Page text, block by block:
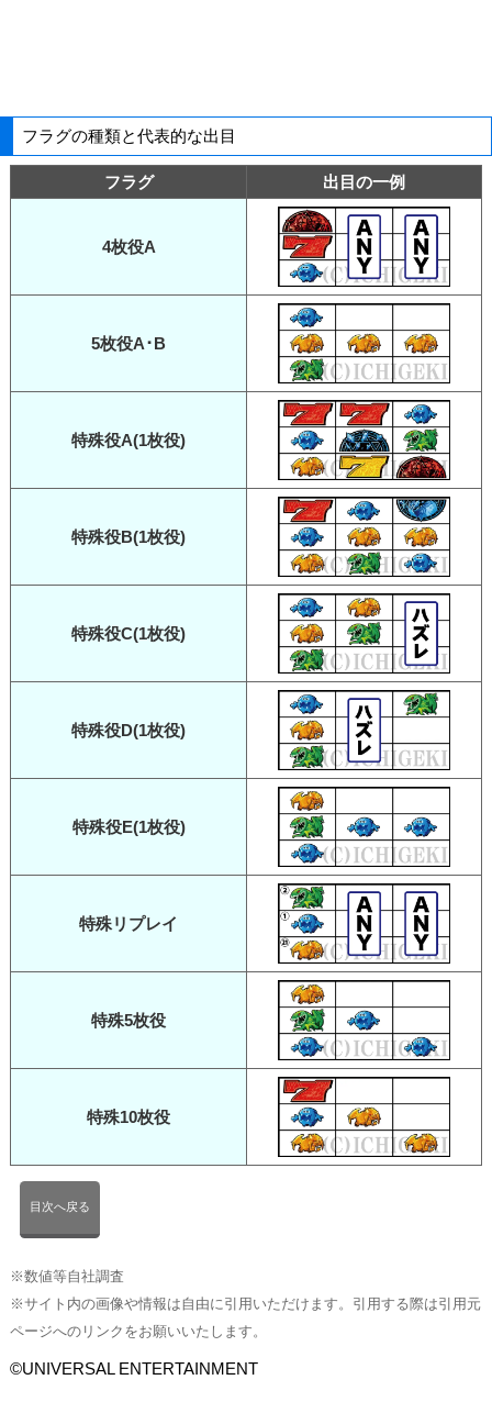
フラグの種類と代表的な出目
フラグ 出目の一例
4枚役A
5枚役A･B
特殊役A(1枚役)
特殊役B(1枚役)
特殊役C(1枚役)
特殊役D(1枚役)
特殊役E(1枚役)
特殊リプレイ
特殊5枚役
特殊10枚役
目次へ戻る
※数値等自社調査
※サイト内の画像や情報は自由に引用いただけます。引用する際は引用元
ページへのリンクをお願いいたします。
©UNIVERSAL ENTERTAINMENT